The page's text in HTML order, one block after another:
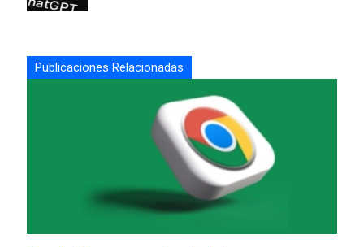
Publicaciones Relacionadas